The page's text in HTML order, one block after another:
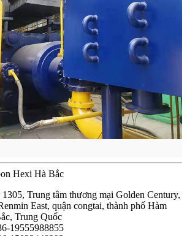
Hexi Hà Bắc
Trung tâm thương mại Golden Century,
East, quận congtai, thành phố Hàm
Trung Quốc
19555988855